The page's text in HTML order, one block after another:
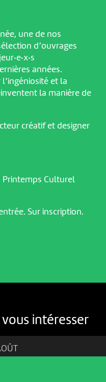
une de nos
d’ouvrages
années.
et la
la manière de
créatif et designer
Printemps Culturel
Sur inscription.
intéresser